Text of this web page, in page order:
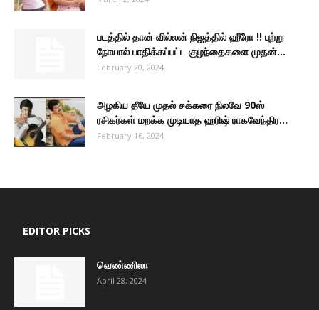
படத்தில் தான் வில்லன் நிஜத்தில் ஹீரோ !! புற்று
நோயால் பாதிக்கப்பட்ட குழந்தைகளை முதன்...
February 20, 2024
அழகிய தீயே முதல் சக்கரை நிலவே 90ஸ்
ரசிகர்கள் மறக்க முடியாத ஹரிஷ் ராகவேந்திர...
February 16, 2024
EDITOR PICKS
வெண்ணிலா
April 28, 2024